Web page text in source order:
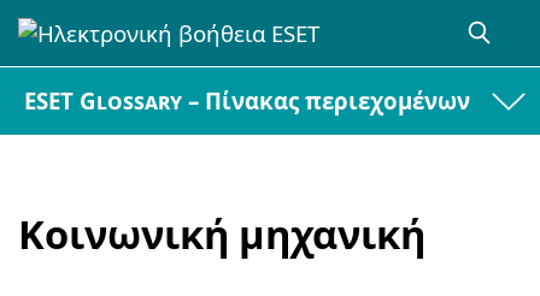
ESET Glossary – Πίνακας περιεχομένων
Κοινωνική μηχανική